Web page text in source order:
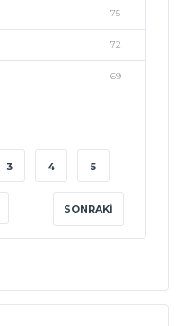
75
72
69
3 4 5
SONRAKI